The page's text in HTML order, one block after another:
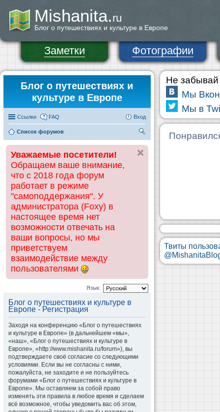
Mishanita.ru
Блог о путешествиях и культуре в Европе
Заметки Фотографии
Блог о путешествиях и
культуре в Европе
Ссылки FAQ Вход
Список форумов
ск
Уважаемые посетители!
Обращаем ваше внимание,
что с 2018 года форум
работает в режиме
"самоподдержания". У
администратора (Foxy) в
настоящее время нет
возможности отвечать на
ваши вопросы, но мы
приветствуем
взаимодействие между
пользователями
Язык:
Блог о путешествиях и культуре в
Европе - Регистрация
Заходя на конференцию «Блог о путешествиях
и культуре в Европе» (в дальнейшем «мы»,
«наш», «Блог о путешествиях и культуре в
Европе», «http://www.mishanita.ru/forum»), вы
подтверждаете своё согласие со следующими
условиями. Если вы не согласны с ними,
пожалуйста, не заходите и не пользуйтесь
форумами «Блог о путешествиях и культуре в
Европе». Мы оставляем за собой право
изменять эти правила в любое время и сделаем
всё возможное, чтобы уведомить вас об этом,
Не забывай
Мы
Мы в
Твиты